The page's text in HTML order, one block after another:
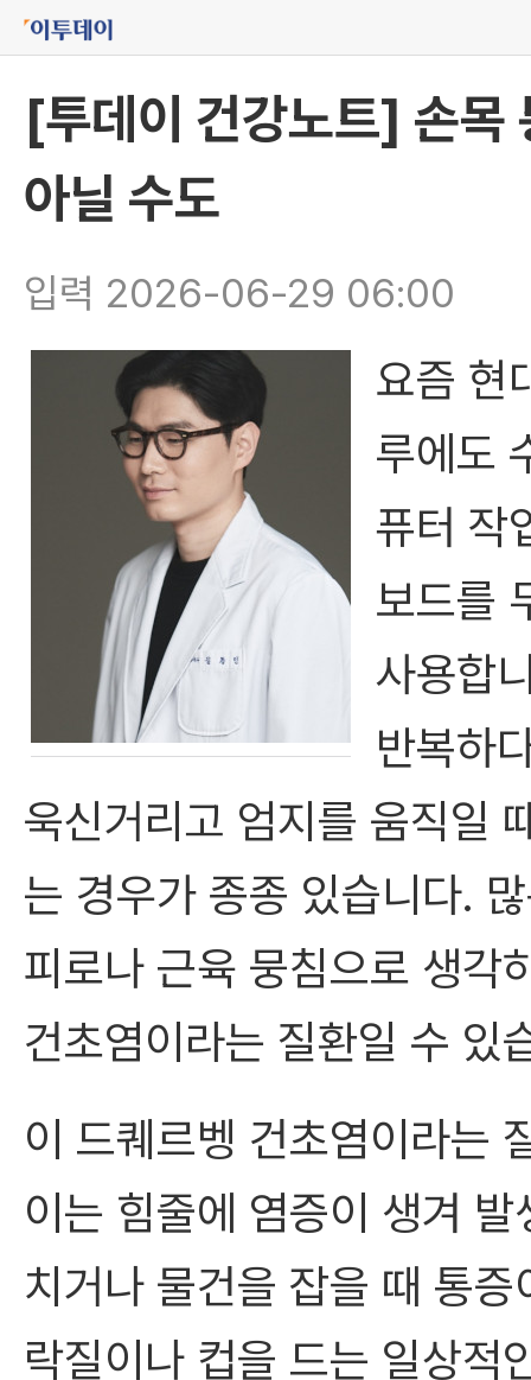
[투데이 건강노트] 손목
아닐 수도
입력 2026-06-29 06:00
요즘 현
루에도
퓨터 작
보드를
사용합
반복하
욱신거리고 엄지를 움직일
는 경우가 종종 있습니다.
피로나 근육 뭉침으로 생각
건초염이라는 질환일 수 있
이 드퀘르벵 건초염이라는
이는 힘줄에 염증이 생겨
치거나 물건을 잡을 때 통
락질이나 컵을 드는 일상적